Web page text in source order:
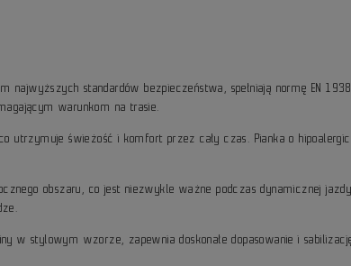
najwyższych standardów bezpieczeństwa, spełniają normę EN
warunkom na trasie.
świeżość i komfort przez cały czas. Pianka o
obszaru, co jest niezwykle ważne podczas dynamicznej
w stylowym wzorze, zapewnia doskonałe dopasowanie i